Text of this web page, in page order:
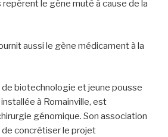
le gène muté à cause de la
aussi le gène médicament à la
biotechnologie et jeune pousse
à Romainville, est
génomique. Son association
de concrétiser le projet